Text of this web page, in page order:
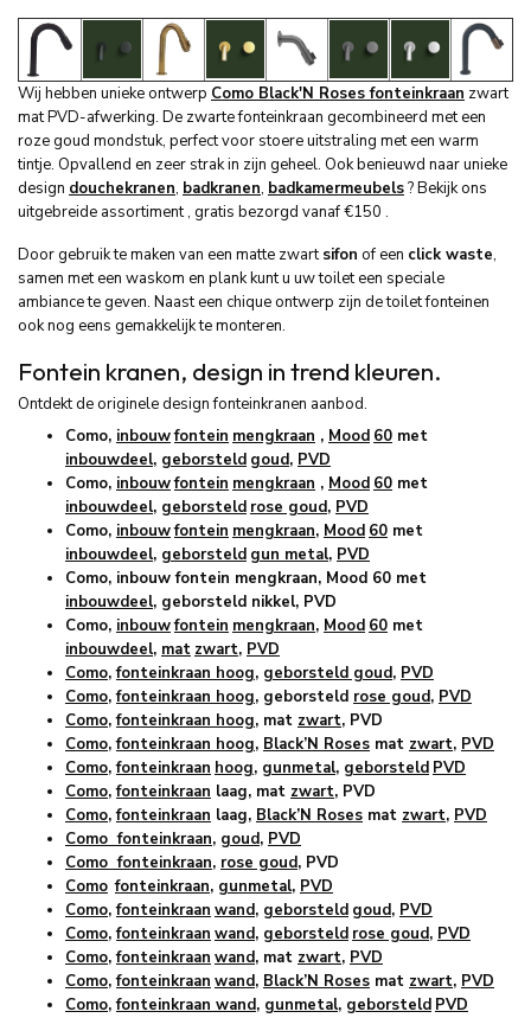
Wij hebben unieke ontwerp Como Black'N Roses fonteinkraan zwart
mat PVD-afwerking. De zwarte fonteinkraan gecombineerd met een
roze goud mondstuk, perfect voor stoere uitstraling met een warm
tintje. Opvallend en zeer strak in zijn geheel. Ook benieuwd naar unieke
design douchekranen, badkranen, badkamermeubels? Bekijk ons
uitgebreide assortiment , gratis bezorgd vanaf €150 .
Door gebruik te maken van een matte zwartsifon of een click waste,
samen met een waskom en plank kunt u uw toilet een speciale
ambiance te geven. Naast een chique ontwerp zijn de toilet fonteinen
ook nog eens gemakkelijk te monteren.
Fontein kranen, design in trend kleuren.
Ontdekt de originele design fonteinkranen aanbod.
Como, inbouwfontein mengkraan , Mood 60 met
inbouwdeel, geborsteld goud, PVD
Como, inbouwfontein mengkraan , Mood 60 met
inbouwdeel, geborsteld rose goud, PVD
Como, inbouwfontein mengkraan, Mood 60 met
inbouwdeel, geborsteld gun metal, PVD
Como, inbouw fontein mengkraan, Mood 60 met
inbouwdeel, geborsteld nikkel, PVD
Como, inbouwfontein mengkraan, Mood 60 met
inbouwdeel, mat zwart, PVD
Como,fonteinkraan hoog, geborsteld goud, PVD
Como,fonteinkraan hoog, geborsteld rose goud, PVD
Como,fonteinkraan hoog, mat zwart, PVD
Como,fonteinkraan hoog, Black’N Roses mat zwart, PVD
Como,fonteinkraan hoog, gunmetal, geborsteld PVD
Como,fonteinkraan laag, mat zwart, PVD
Como,fonteinkraan laag, Black’N Roses mat zwart, PVD
Como fonteinkraan, goud, PVD
Como fonteinkraan, rose goud, PVD
Como fonteinkraan, gunmetal, PVD
Como,fonteinkraan wand, geborsteld goud, PVD
Como,fonteinkraan wand, geborsteld rose goud, PVD
Como,fonteinkraan wand, mat zwart, PVD
Como,fonteinkraan wand, Black’N Roses mat zwart, PVD
Como,fonteinkraan wand, gunmetal, geborsteld PVD